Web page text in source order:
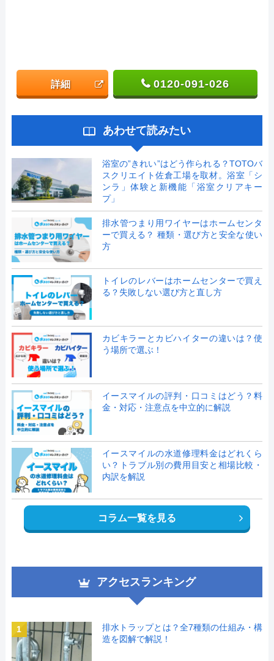
詳細 0120-091-026
あわせて読みたい
浴室の”きれい”はどう作られる？TOTOバ
スクリエイト佐倉工場を取材。浴室「シ
ンラ」体験と新機能「浴室クリアキー
プ」
排水管つまり用ワイヤーはホームセンタ
ーで買える？ 種類・選び方と安全な使い
方
トイレのレバーはホームセンターで買え
る？失敗しない選び方と直し方
カビキラーとカビハイターの違いは？使
う場所で選ぶ！
イースマイルの評判・口コミはどう？料
金・対応・注意点を中立的に解説
イースマイルの水道修理料金はどれくら
い？トラブル別の費用目安と相場比較・
内訳を解説
コラム一覧を見る
アクセスランキング
1
排水トラップとは？全7種類の仕組み・構
造を図解で解説！